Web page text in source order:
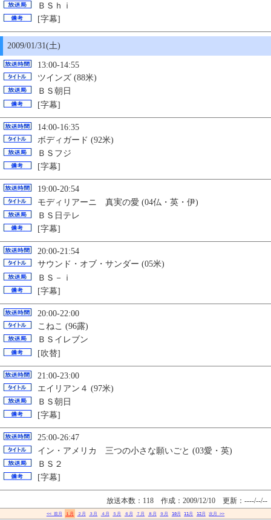
ＢＳｈｉ
[字幕]
2009/01/31(土)
13:00-14:55
ツインズ (88米)
ＢＳ朝日
[字幕]
14:00-16:35
ボディガード (92米)
ＢＳフジ
[字幕]
19:00-20:54
モディリアーニ 真実の愛 (04仏・英・伊)
ＢＳ日テレ
[字幕]
20:00-21:54
サウンド・オブ・サンダー (05米)
ＢＳ－ｉ
[字幕]
20:00-22:00
こねこ (96露)
ＢＳイレブン
[吹替]
21:00-23:00
エイリアン４ (97米)
ＢＳ朝日
[字幕]
25:00-26:47
イン・アメリカ 三つの小さな願いごと (03愛・英)
ＢＳ２
[字幕]
放送本数：118 作成：2009/12/10 更新：----/--/--
<< 前月 １月 ２月 ３月 ４月 ５月 ６月 ７月 ８月 ９月 10月 11月 12月 次月 >>